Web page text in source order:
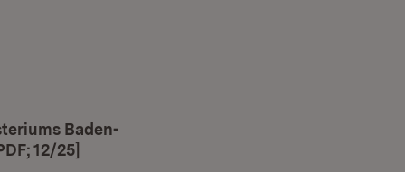
Baden-
12/25]